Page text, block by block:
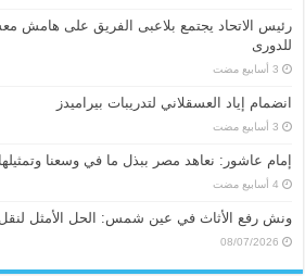
رئيس الاتحاد يجتمع بلاعبى الفريق على هامش
للدورى
انضمام إياد العسقلاني لتدريبات بيراميدز
إمام عاشور: نعاهد مصر ببذل ما في وسعنا
ونش رفع الأثاث في عين شمس: الحل الأمثل
08/07/2026